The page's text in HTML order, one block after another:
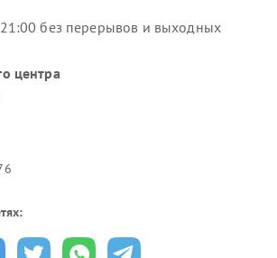
без перерывов и выходных
центра